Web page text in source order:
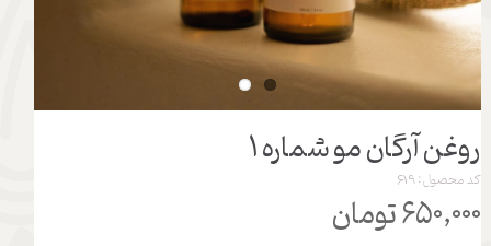
روغن آرگان مو شماره 1
کد محصول: 619
۶۵۰,۰۰۰ تومان